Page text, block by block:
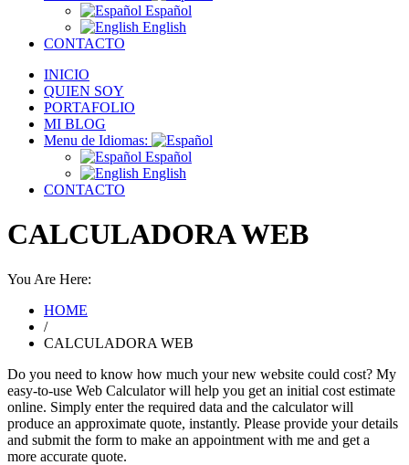
Español
English
CONTACTO
INICIO
QUIEN SOY
PORTAFOLIO
MI BLOG
Menu de Idiomas:
Español
English
CONTACTO
CALCULADORA WEB
You Are Here:
HOME
/
CALCULADORA WEB
Do you need to know how much your new website could cost? My
easy-to-use Web Calculator will help you get an initial cost estimate
online. Simply enter the required data and the calculator will
produce an approximate quote, instantly. Please provide your details
and submit the form to make an appointment with me and get a
more accurate quote.